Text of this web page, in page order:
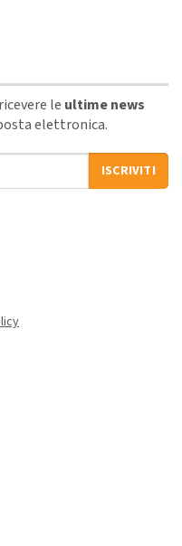
le ultime news
elettronica.
ISCRIVITI